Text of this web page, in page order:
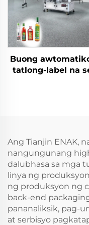
Buong
tatlong-label na
Ang Tianjin ENAK,
nangungunang
dalubhasa sa mga
linya ng
ng produksyon ng
back-end
pananaliksik, pag-
at serbisyo